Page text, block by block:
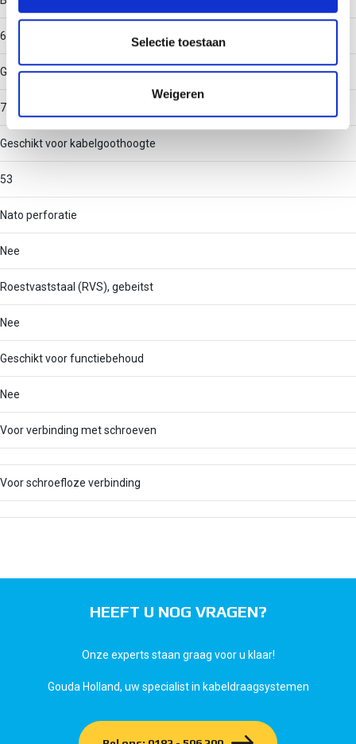
partners voor social media, adverteren en analyse. Deze
partners kunnen deze gegevens combineren met andere
verzameld op basis van uw gebruik van hun services.
Selectie toestaan
Weigeren
60
Geschikt voor kabelgootbreedte
75
Geschikt voor kabelgoothoogte
53
Nato perforatie
Nee
Roestvaststaal (RVS), gebeitst
Nee
Geschikt voor functiebehoud
Nee
Voor verbinding met schroeven
Voor schroefloze verbinding
HEEFT U NOG VRAGEN?
Onze experts staan graag voor u klaar!
Gouda Holland, uw specialist in kabeldraagsystemen